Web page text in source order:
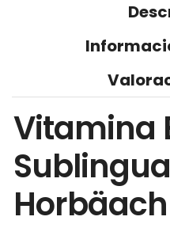
Vitamina
Horbäach